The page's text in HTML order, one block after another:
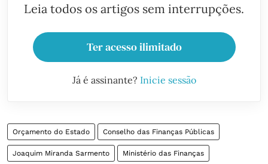
Leia todos os artigos sem interrupções.
Ter acesso ilimitado
Já é assinante? Inicie sessão
Orçamento do Estado Conselho das Finanças Públicas
Joaquim Miranda Sarmento Ministério das Finanças